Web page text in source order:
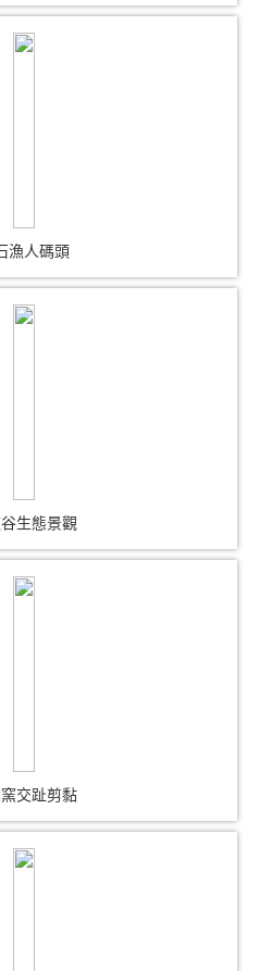
漁人碼頭
生態景觀
交趾剪黏